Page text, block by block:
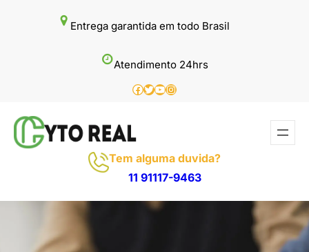
Entrega garantida em todo Brasil
Atendimento 24hrs
Facebook
Twitter
Youtube
Instagram
Tem alguma duvida?
11 91117-9463